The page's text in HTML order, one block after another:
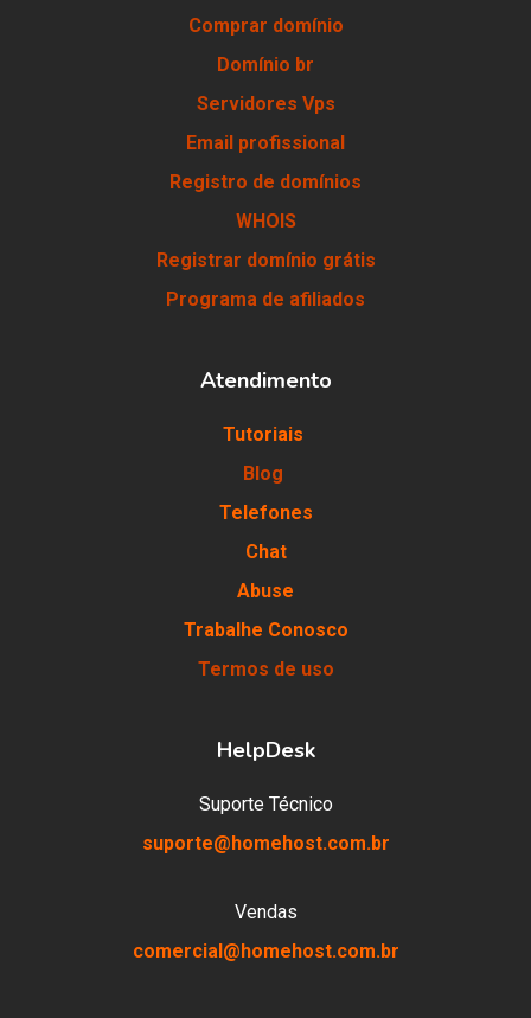
Comprar domínio
Domínio br
Servidores Vps
Email profissional
Registro de domínios
WHOIS
Registrar domínio grátis
Programa de afiliados
Atendimento
Tutoriais
Blog
Telefones
Chat
Abuse
Trabalhe Conosco
Termos de uso
HelpDesk
Suporte Técnico
suporte@homehost.com.br
Vendas
comercial@homehost.com.br